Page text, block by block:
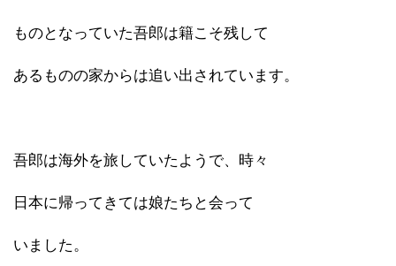
ものとなっていた吾郎は籍こそ残して
あるものの家からは追い出されています。
吾郎は海外を旅していたようで、時々
日本に帰ってきては娘たちと会って
いました。